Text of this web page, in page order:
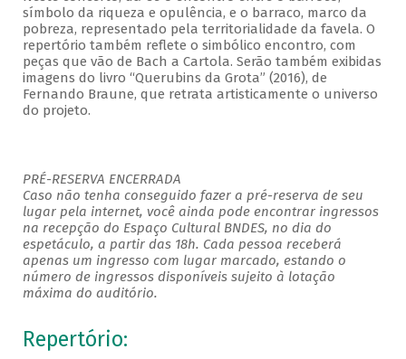
símbolo da riqueza e opulência, e o barraco, marco da
pobreza, representado pela territorialidade da favela. O
repertório também reflete o simbólico encontro, com
peças que vão de Bach a Cartola. Serão também exibidas
imagens do livro “Querubins da Grota” (2016), de
Fernando Braune, que retrata artisticamente o universo
do projeto.
PRÉ-RESERVA ENCERRADA
Caso não tenha conseguido fazer a pré-reserva de seu
lugar pela internet, você ainda pode encontrar ingressos
na recepção do Espaço Cultural BNDES, no dia do
espetáculo, a partir das 18h. Cada pessoa receberá
apenas um ingresso com lugar marcado, estando o
número de ingressos disponíveis sujeito à lotação
máxima do auditório.
Repertório: